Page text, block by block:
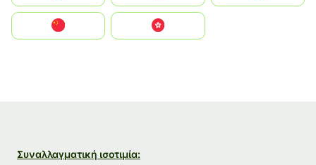
中國香港特別行政區
Συναλλαγματική ισοτιμία: